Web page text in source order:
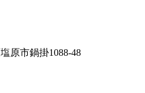
原市鍋掛1088-48